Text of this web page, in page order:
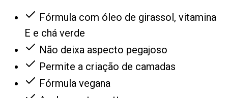
Fórmula com óleo de girassol, vitamina
E e chá verde
Não deixa aspecto pegajoso
Permite a criação de camadas
Fórmula vegana